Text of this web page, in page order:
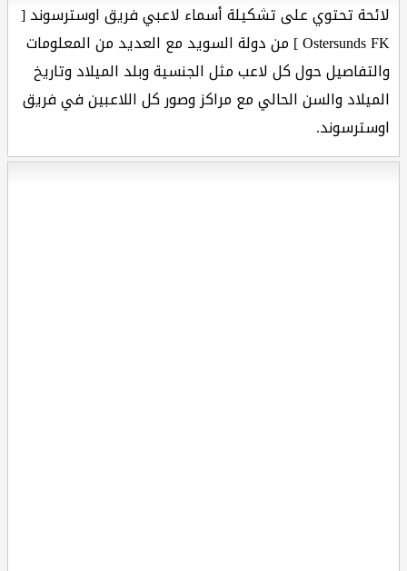
لائحة تحتوي على تشكيلة أسماء لاعبي فريق اوسترسوند [
Ostersunds FK ] من دولة السويد مع العديد من المعلومات
والتفاصيل حول كل لاعب مثل الجنسية وبلد الميلاد وتاريخ
الميلاد والسن الحالي مع مراكز وصور كل اللاعبين في فريق
اوسترسوند.